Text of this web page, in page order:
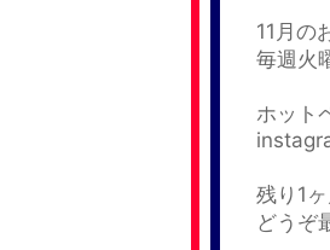
11月の
毎週火
ホット
残り1
どうぞ